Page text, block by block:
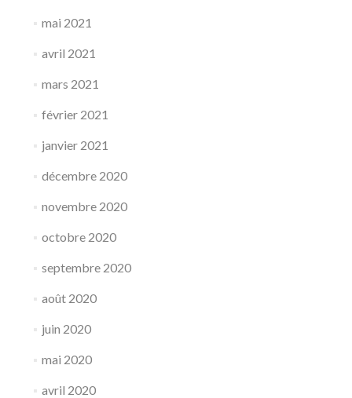
mai 2021
avril 2021
mars 2021
février 2021
janvier 2021
décembre 2020
novembre 2020
octobre 2020
septembre 2020
août 2020
juin 2020
mai 2020
avril 2020